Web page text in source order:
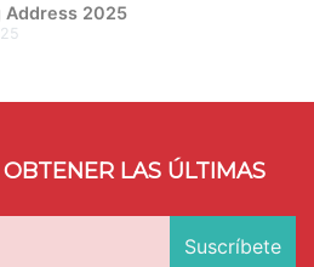
Address 2025
LAS ÚLTIMAS